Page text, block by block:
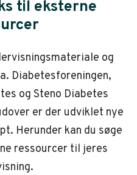
til eksterne
og
Diabetesforeningen,
og Steno Diabetes
er der udviklet nye
Herunder kan du søge
ressourcer til jeres